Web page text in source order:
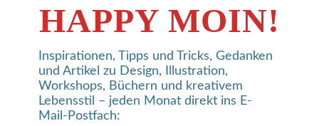
HAPPY MOIN!
Inspirationen, Tipps und Tricks, Gedanken
und Artikel zu Design, Illustration,
Workshops, Büchern und kreativem
Lebensstil – jeden Monat direkt ins E-
Mail-Postfach: